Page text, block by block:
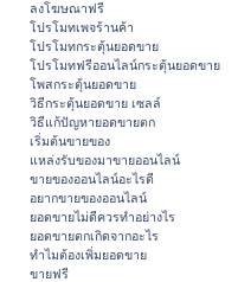
ลงโฆษณาฟรี
โปรโมทเพจร้านค้า
โปรโมทกระตุ้นยอดขาย
โปรโมทฟรีออนไลน์กระตุ้นยอดขาย
โพสกระตุ้นยอดขาย
วิธีกระตุ้นยอดขาย เซลล์
วิธีแก้ปัญหายอดขายตก
เริ่มต้นขายของ
แหล่งรับของมาขายออนไลน์
ขายของออนไลน์อะไรดี
อยากขายของออนไลน์
ยอดขายไม่ดีควรทำอย่างไร
ยอดขายตกเกิดจากอะไร
ทำไมต้องเพิ่มยอดขาย
ขายฟรี